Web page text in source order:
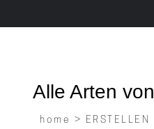
Alle Arten von
home > ERSTELLEN